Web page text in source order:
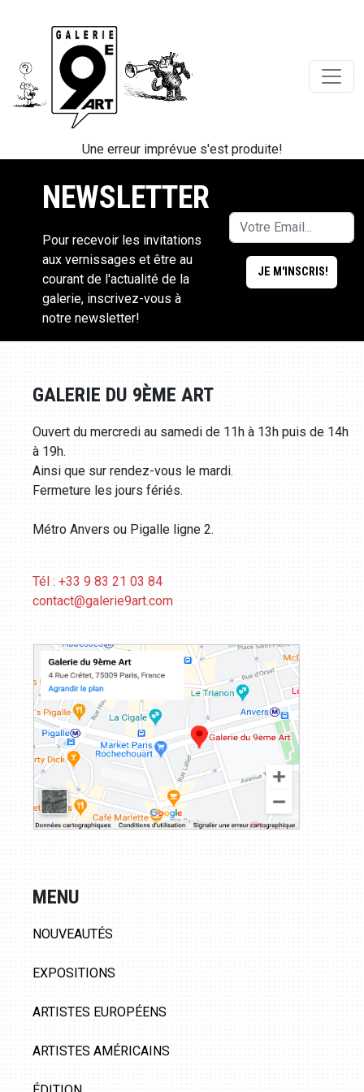
Une erreur imprévue s'est produite!
NEWSLETTER
Pour recevoir les invitations
aux vernissages et être au
courant de l'actualité de la
galerie, inscrivez-vous à
notre newsletter!
GALERIE DU 9ÈME ART
Ouvert du mercredi au samedi de 11h à 13h puis de 14h
à 19h.
Ainsi que sur rendez-vous le mardi.
Fermeture les jours fériés.
Métro Anvers ou Pigalle ligne 2.
Tél : +33 9 83 21 03 84
contact@galerie9art.com
MENU
NOUVEAUTÉS
EXPOSITIONS
ARTISTES EUROPÉENS
ARTISTES AMÉRICAINS